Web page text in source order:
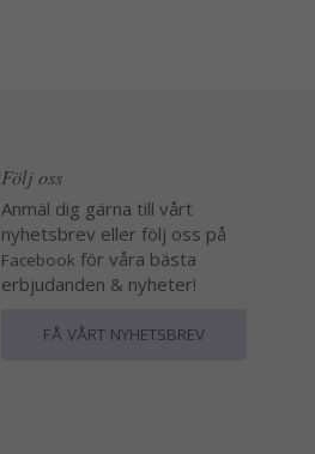
Följ oss
Anmäl dig gärna till vårt
nyhetsbrev eller följ oss på
Facebook för våra bästa
erbjudanden & nyheter!
FÅ VÅRT NYHETSBREV